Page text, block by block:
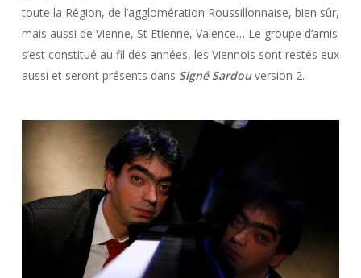
toute la Région, de l’agglomération Roussillonnaise, bien sûr,
mais aussi de Vienne, St Etienne, Valence… Le groupe d’amis
s’est constitué au fil des années, les Viennois sont restés eux
aussi et seront présents dans Signé Sardouversion 2.